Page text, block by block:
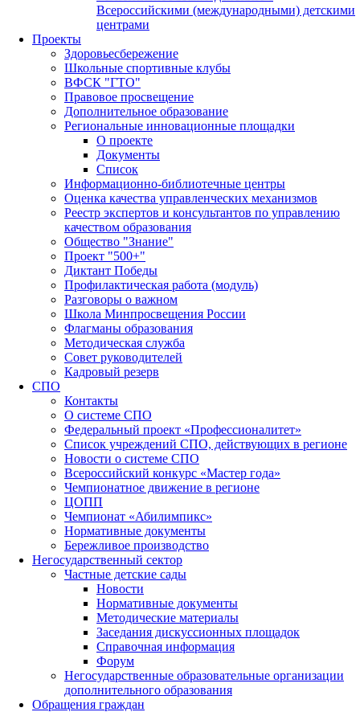
Всероссийскими (международными) детскими
центрами
Проекты
Здоровьесбережение
Школьные спортивные клубы
ВФСК "ГТО"
Правовое просвещение
Дополнительное образование
Региональные инновационные площадки
О проекте
Документы
Список
Информационно-библиотечные центры
Оценка качества управленческих механизмов
Реестр экспертов и консультантов по управлению
качеством образования
Общество "Знание"
Проект "500+"
Диктант Победы
Профилактическая работа (модуль)
Разговоры о важном
Школа Минпросвещения России
Флагманы образования
Методическая служба
Совет руководителей
Кадровый резерв
СПО
Контакты
О системе СПО
Федеральный проект «Профессионалитет»
Список учреждений СПО, действующих в регионе
Новости о системе СПО
Всероссийский конкурс «Мастер года»
Чемпионатное движение в регионе
ЦОПП
Чемпионат «Абилимпикс»
Нормативные документы
Бережливое производство
Негосударственный сектор
Частные детские сады
Новости
Нормативные документы
Методические материалы
Заседания дискуссионных площадок
Справочная информация
Форум
Негосударственные образовательные организации
дополнительного образования
Обращения граждан